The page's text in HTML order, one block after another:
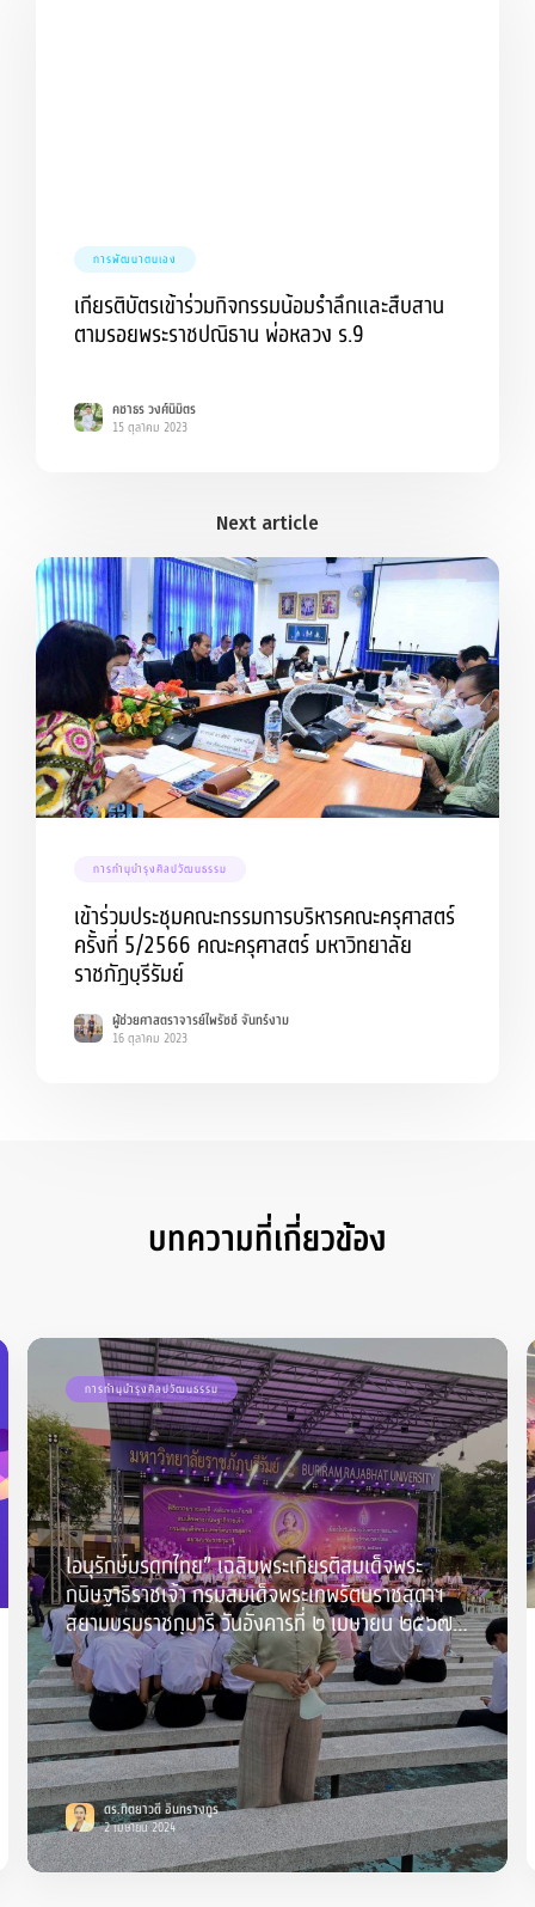
การพัฒนาตนเอง
เกียรติบัตรเข้าร่วมกิจกรรมน้อมรำลึกและสืบสาน
ตามรอยพระราชปณิธาน พ่อหลวง ร.9
คชาธร วงศ์นิมิตร
15 ตุลาคม 2023
การทำนุบำรุงศิลปวัฒนธรรม
เข้าร่วมประชุมคณะกรรมการบริหารคณะครุศาสตร์
ครั้งที่ 5/2566 คณะครุศาสตร์ มหาวิทยาลัย
ราชภัฏบุรีรัมย์
ผู้ช่วยศาสตราจารย์ไพรัชช์ จันทร์งาม
16 ตุลาคม 2023
บทความที่เกี่ยวข้อง
การทำนุบำรุงศิลปวัฒนธรรม
lอนุรักษ์มรดกไทย” เฉลิมพระเกียรติสมเด็จพระ
กนิษฐาธิราชเจ้า กรมสมเด็จพระเทพรัตนราชสุดาฯ
สยามบรมราชกุมารี วันอังคารที่ ๒ เมษายน ๒๕๖๗
ณ เวทีราชภัฏภิรมย์ มหาวิทยาลัยราชภัฏบุรีรัมย์
ดร.ทิตยาวดี อินทรางกูร
2 เมษายน 2024